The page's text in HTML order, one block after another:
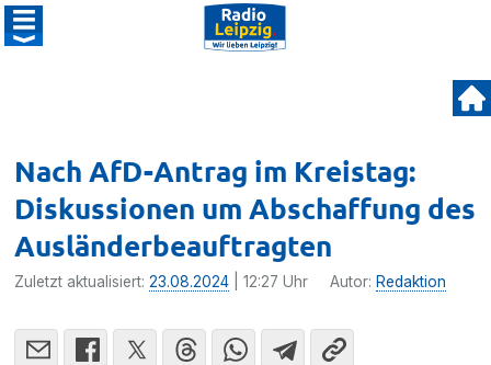
Nach AfD-Antrag im Kreistag:
Diskussionen um Abschaffung des
Ausländerbeauftragten
Zuletzt aktualisiert:23.08.2024 | 12:27 Uhr Autor: Redaktion